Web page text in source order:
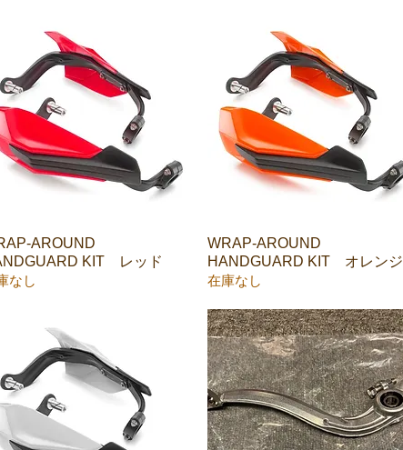
クイックビュー
AROUND
KIT レッド
なし
クイックビュー
WRAP-AROUND
HANDGUARD KIT オレンジ
在庫なし